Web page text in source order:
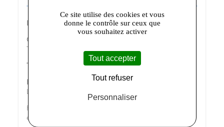
Le mot de l’équipe : Institut de beauté à Tours
Où trouver le magasin :
Tours
Téléphone : 09 81 01 66 76
Horaires d'ouverture :Mardi à Samedi - 10h à 19h
Retrouvez-nous sur notre
et sur
Ce site utilise des cookies et vous
donne le contrôle sur ceux que
vous souhaitez activer
Tout accepter
Tout refuser
Personnaliser